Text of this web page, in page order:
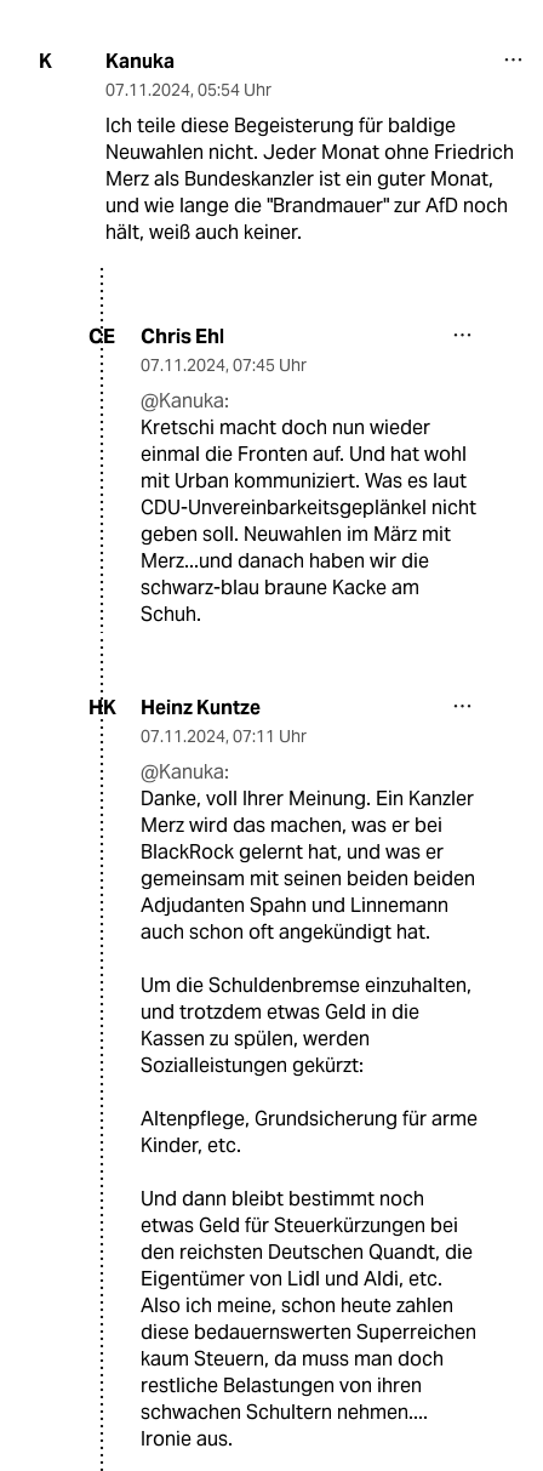
K Kanuka
07.11.2024, 05:54 Uhr
Ich teile diese Begeisterung für baldige
Neuwahlen nicht. Jeder Monat ohne Friedrich
Merz als Bundeskanzler ist ein guter Monat,
und wie lange die "Brandmauer" zur AfD noch
hält, weiß auch keiner.
CE Chris Ehl
07.11.2024, 07:45 Uhr
@Kanuka:
Kretschi macht doch nun wieder
einmal die Fronten auf. Und hat wohl
mit Urban kommuniziert. Was es laut
CDU-Unvereinbarkeitsgeplänkel nicht
geben soll. Neuwahlen im März mit
Merz...und danach haben wir die
schwarz-blau braune Kacke am
Schuh.
HK Heinz Kuntze
07.11.2024, 07:11 Uhr
@Kanuka:
Danke, voll Ihrer Meinung. Ein Kanzler
Merz wird das machen, was er bei
BlackRock gelernt hat, und was er
gemeinsam mit seinen beiden beiden
Adjudanten Spahn und Linnemann
auch schon oft angekündigt hat.
Um die Schuldenbremse einzuhalten,
und trotzdem etwas Geld in die
Kassen zu spülen, werden
Sozialleistungen gekürzt:
Altenpflege, Grundsicherung für arme
Kinder, etc.
Und dann bleibt bestimmt noch
etwas Geld für Steuerkürzungen bei
den reichsten Deutschen Quandt, die
Eigentümer von Lidl und Aldi, etc.
Also ich meine, schon heute zahlen
diese bedauernswerten Superreichen
kaum Steuern, da muss man doch
restliche Belastungen von ihren
schwachen Schultern nehmen....
Ironie aus.